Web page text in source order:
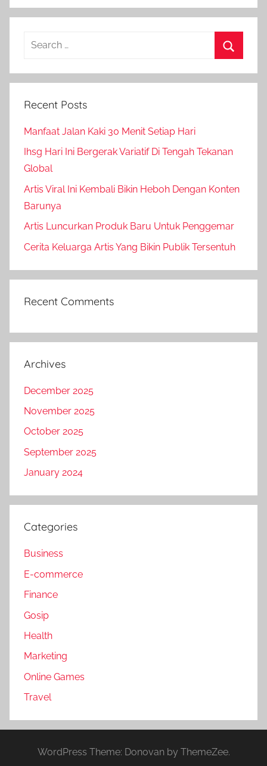
Search
Recent Posts
Manfaat Jalan Kaki 30 Menit Setiap Hari
Ihsg Hari Ini Bergerak Variatif Di Tengah Tekanan
Global
Artis Viral Ini Kembali Bikin Heboh Dengan Konten
Barunya
Artis Luncurkan Produk Baru Untuk Penggemar
Cerita Keluarga Artis Yang Bikin Publik Tersentuh
Recent Comments
Archives
December 2025
November 2025
October 2025
September 2025
January 2024
Categories
Business
E-commerce
Finance
Gosip
Health
Marketing
Online Games
Travel
WordPress Theme: Donovan by ThemeZee.